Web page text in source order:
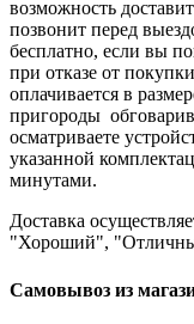
возможность
позвонит перед
бесплатно, если вы
при отказе от
оплачивается в
пригороды
осматриваете
указанной
минутами.
Доставка
"Хороший",
Самовывоз из